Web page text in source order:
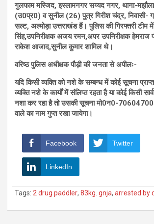
गुलफाम मस्जिद, इस्लामनगर सय्यद नगर, थाना-मझौला
(उ0प्र0) व सुनील (26) पुत्र गिरीश चंद्र, निवासी-
सल्ट, अल्मोड़ा उत्तराखंड हैं। पुलिस की गिरफ्तरी टीम
सिंह,उपनिरीक्षक अजय रमन,अपर उपनिरीक्षक हेमराज
राकेश आजाद,सुनील कुमार शामिल थे।
वरिष्ठ पुलिस अधीक्षक पौड़ी की जनता से अपीलः-
यदि किसी व्यक्ति को नशे के सम्बन्ध में कोई सूचना प्राप्त
व्यक्ति नशे के कार्यों में संलिप्त रहता है या कोई किसी
नशा कर रहा है तो उसकी सूचना मो0न0-
वाले का नाम गुप्त रखा जायेगा।
Facebook Twitter
LinkedIn
Tags: 2 drug paddler, 83kg. gnja, arrested by